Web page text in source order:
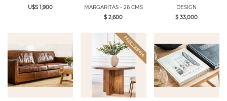
U$S 1,900
MARGARITAS - 26 CMS
$ 2,600
DESIGN
$ 33,000